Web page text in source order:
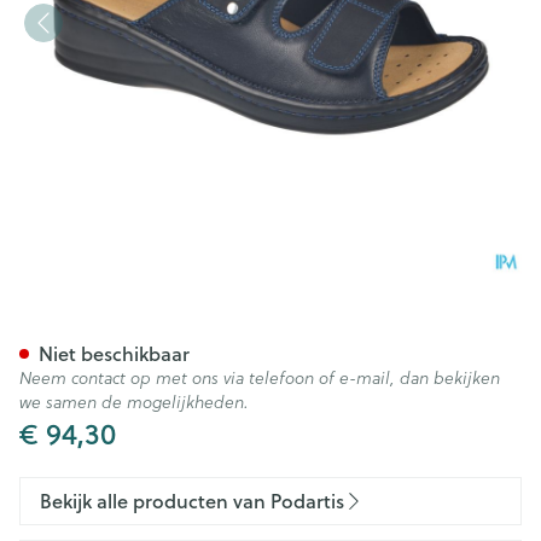
€ 94,30
Niet beschikbaar
Neem contact op met ons via telefoon of e-mail, dan bekijken
we samen de mogelijkheden.
Bekijk alle producten van Podartis